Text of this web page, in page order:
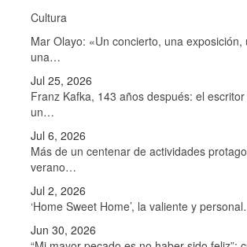
Cultura
Mar Olayo: «Un concierto, una exposición,
una…
Jul 25, 2026
Franz Kafka, 143 años después: el
un…
Jul 6, 2026
Más de un centenar de actividades
verano…
Jul 2, 2026
‘Home Sweet Home’, la valiente y
Jun 30, 2026